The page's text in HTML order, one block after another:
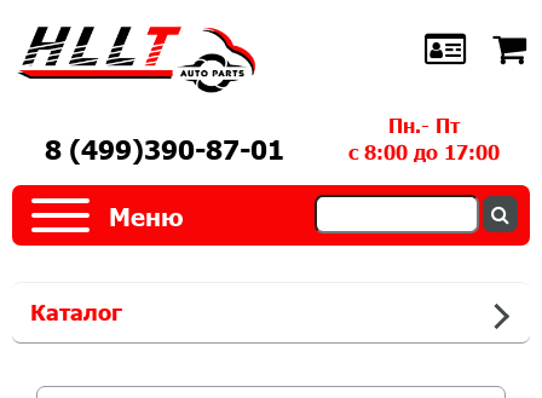
8 (499)390-87-01
Пн.- Пт
с 8:00 до 17:00
Меню
Каталог